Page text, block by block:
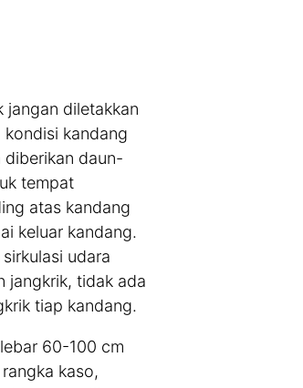
jangan diletakkan
kandang
daun-
tempat
atas kandang
keluar kandang.
udara
jangkrik, tidak ada
tiap kandang.
60-100 cm
kaso,